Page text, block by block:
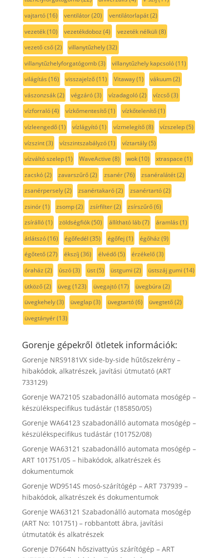
vajtartó(16) ventilátor(20) ventilátorlapát(2)
vezeték(10) vezetékdoboz (4) vezeték nélküli (8)
vezető cső(2) villanytűzhely(32)
villanytűzhelyforgatógomb(3) villanytűzhely kapcsoló(11)
világítás (16) visszajelző(11) Vitaway(1) vákuum(2)
vászonzsák(2) végzáró(3) vízadagoló(2) vízcső(3)
vízforraló(4) vízkőmentesítő(1) vízkőtelenítő(1)
vízleengedő(1) vízlágyító(1) vízmelegítő(8) vízszelep(5)
vízszint(3) vízszintszabályzó(1) víztartály(5)
vízváltó szelep(1) WaveActive (8) wok(10) xtraspace (1)
zacskó(2) zavarszűrő(2) zsanér(76) zsanéralátét(2)
zsanérpersely(2) zsanértakaró(2) zsanértartó(2)
zsinór(1) zsomp(2) zsírfilter(2) zsírszűrő(6)
zsírálló(1) zöldségfiók(50) állítható láb(7) áramlás (1)
átlátszó(16) égőfedél (35) égőfej (1) égőház (9)
égőtető(27) ékszíj (36) élvédő(5) érzékelő(3)
óraház (2) úszó(3) üst(5) üstgumi (2) üstszáj gumi (14)
ütköző(2) üveg(123) üvegajtó(17) üvegbúra (2)
üvegkehely(3) üveglap(3) üvegtartó(6) üvegtető(2)
üvegtányér(13)
Gorenje gépekről ötletek információk:
Gorenje NRS9181VX side-by-side hűtőszekrény –
hibakódok, alkatrészek, javítási útmutató (ART
733129)
Gorenje WA72105 szabadonálló automata mosógép –
készülékspecifikus tudástár (185850/05)
Gorenje WA64123 szabadonálló automata mosógép –
készülékspecifikus tudástár (101752/08)
Gorenje WA63121 szabadonálló automata mosógép –
ART 101751/05 – hibakódok, alkatrészek és
dokumentumok
Gorenje WD9514S mosó-szárítógép – ART 737939 –
hibakódok, alkatrészek és dokumentumok
Gorenje WA63121 Szabadonálló automata mosógép
(ART No: 101751) – robbantott ábra, javítási
útmutatók és alkatrészek
Gorenje D7664N hőszivattyús szárítógép – ART